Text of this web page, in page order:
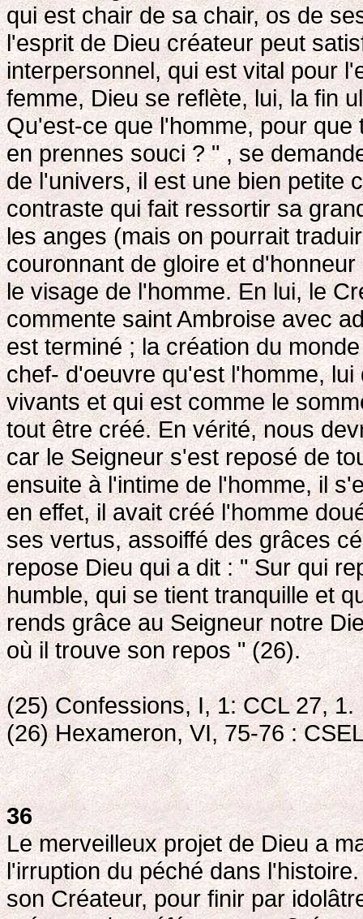
qui est chair de sa chair, os de
l'esprit de Dieu créateur peut
interpersonnel, qui est vital pour
femme, Dieu se reflète, lui, la fin
Qu'est-ce que l'homme, pour
en prennes souci ? " , se
de l'univers, il est une bien petite
contraste qui fait ressortir sa
les anges (mais on pourrait
couronnant de gloire et
le visage de l'homme. En lui, le
commente saint Ambroise avec
est terminé ; la création du
chef- d'oeuvre qu'est l'homme,
vivants et qui est comme le
tout être créé. En vérité, nous
car le Seigneur s'est reposé de
ensuite à l'intime de l'homme, il
en effet, il avait créé l'homme
ses vertus, assoiffé des grâces
repose Dieu qui a dit : " Sur qui
humble, qui se tient tranquille et
rends grâce au Seigneur notre
où il trouve son repos " (26).
(25) Confessions, I, 1: CCL 27, 1.
(26) Hexameron, VI, 75-76 :
36
Le merveilleux projet de Dieu a
l'irruption du péché dans
son Créateur, pour finir par